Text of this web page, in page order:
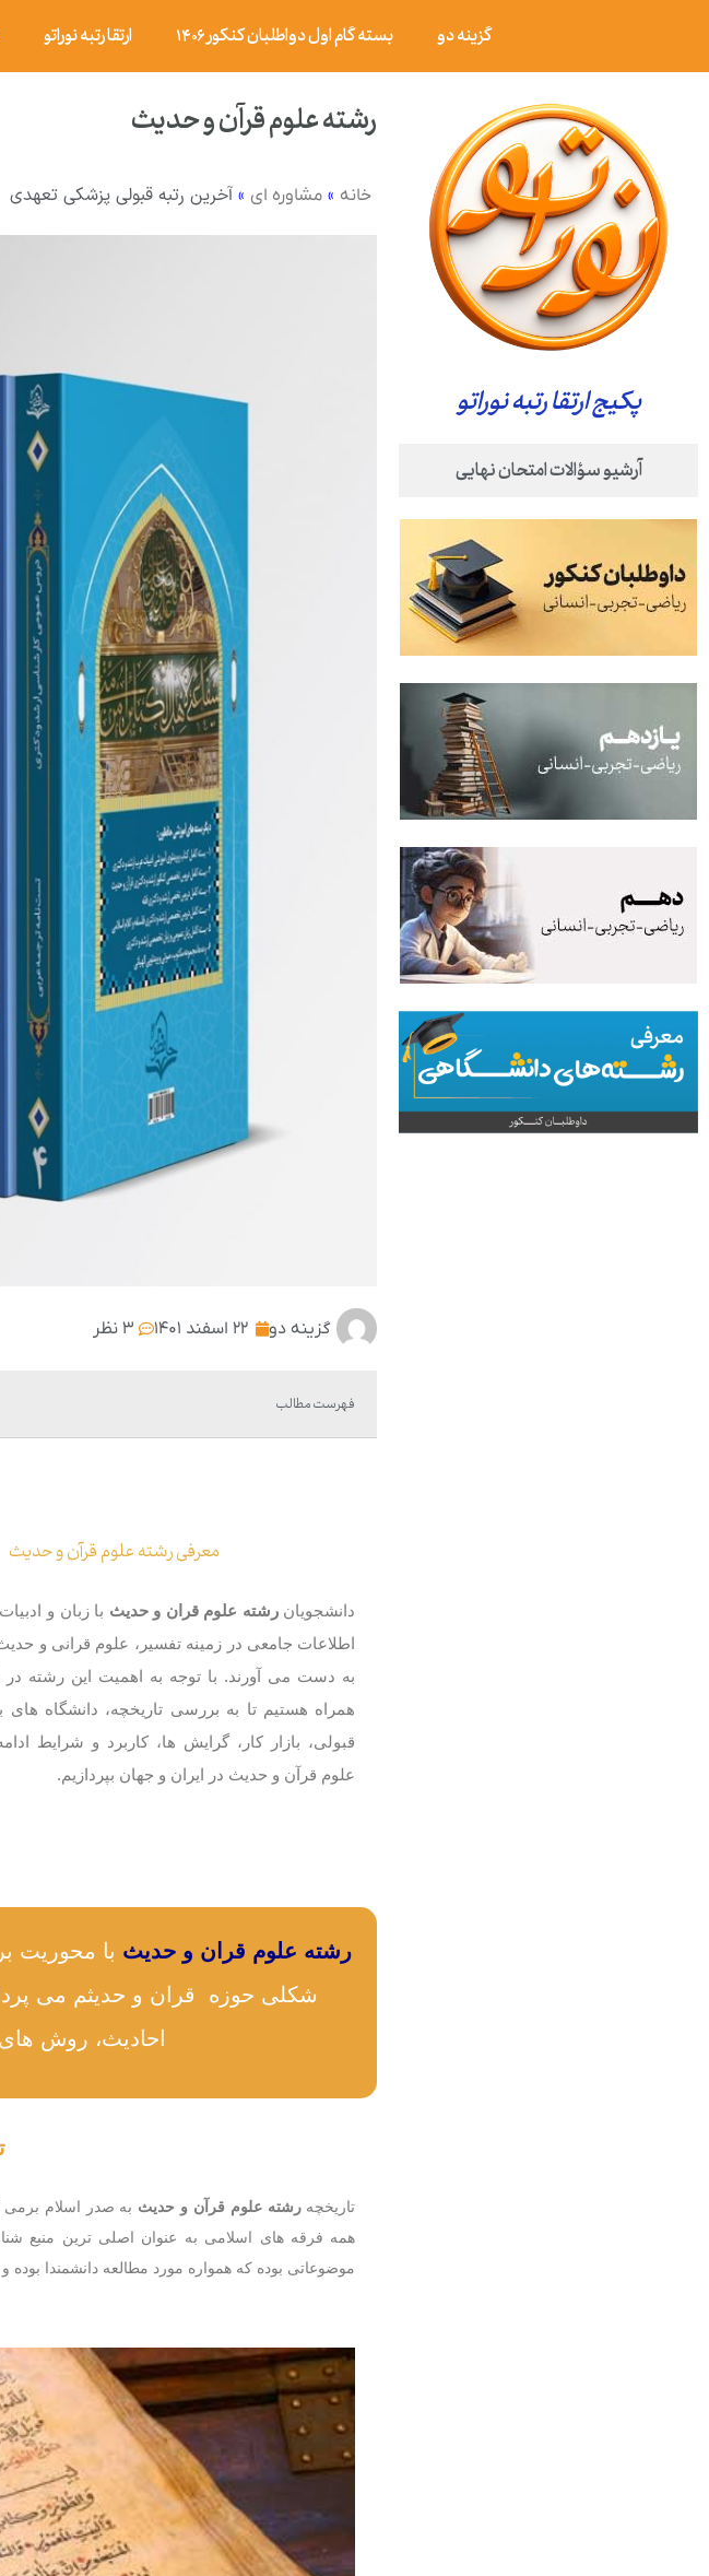
گزینه دو بسته گام اول دواطلبان کنکور ۱۴۰۶ ارتقا رتبه نوراتو
پکیج ارتقا رتبه نوراتو
آرشیو سؤالات امتحان نهایی
رشته علوم قرآن و حدیث
خانه » مشاوره ای » آخرین رتبه قبولی پزشکی تعهدی
گزینه دو ۲۲ اسفند ۱۴۰۱ ۳ نظر
فهرست مطالب
معرفی رشته علوم قرآن و حدیث
دانشجویانرشته علوم قران و حدیث با زبان و
اطلاعات جامعی در زمینه تفسیر، علوم قرانی و
به دست می آورند. با توجه به اهمیت این رشته در
همراه هستیم تا به بررسی تاریخچه، دانشگاه ‌های
قبولی، بازار کار، گرایش ها، کاربرد و شرایط
علوم قرآن و حدیث در ایران و جهان بپردازیم.
رشته علوم قران و حدیث با محوریت
شکلی حوزه قران و حدیثم می
احادیث، روش
تاریخچهرشته علوم قرآن و حدیث به صدر اسلام برمی
همه فرقه های اسلامی به عنوان اصلی ترین منبع
موضوعاتی بوده که همواره مورد مطالعه دانشمندا بوده